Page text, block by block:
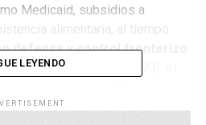
Medicaid, subsidios a
alimentaria, al tiempo
defensa y control fronterizo
del Congreso (CBO), el
LEYENDO